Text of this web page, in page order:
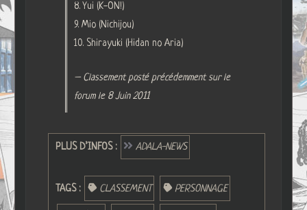
8. Yui (K-ON!)
9. Mio (Nichijou)
10. Shirayuki (Hidan no Aria)
– Classement posté précédemment sur le
forum le 8 Juin 2011
PLUS D’INFOS : ADALA-NEWS
TAGS : CLASSEMENT PERSONNAGE